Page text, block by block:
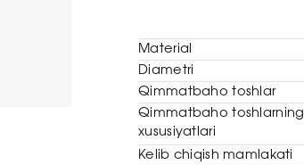
Material
Diametri
Qimmatbaho toshlar
Qimmatbaho toshlarning
xususiyatlari
Kelib chiqish mamlakati